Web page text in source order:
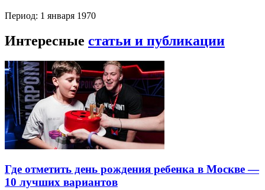
Период: 1 января 1970
Интересные статьи и публикации
Где отметить день рождения ребенка в Москве —
10 лучших вариантов